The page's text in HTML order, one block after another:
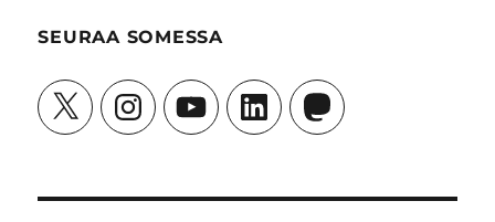
SEURAA SOMESSA
X InstagramYouTubeLinkedInMastodon